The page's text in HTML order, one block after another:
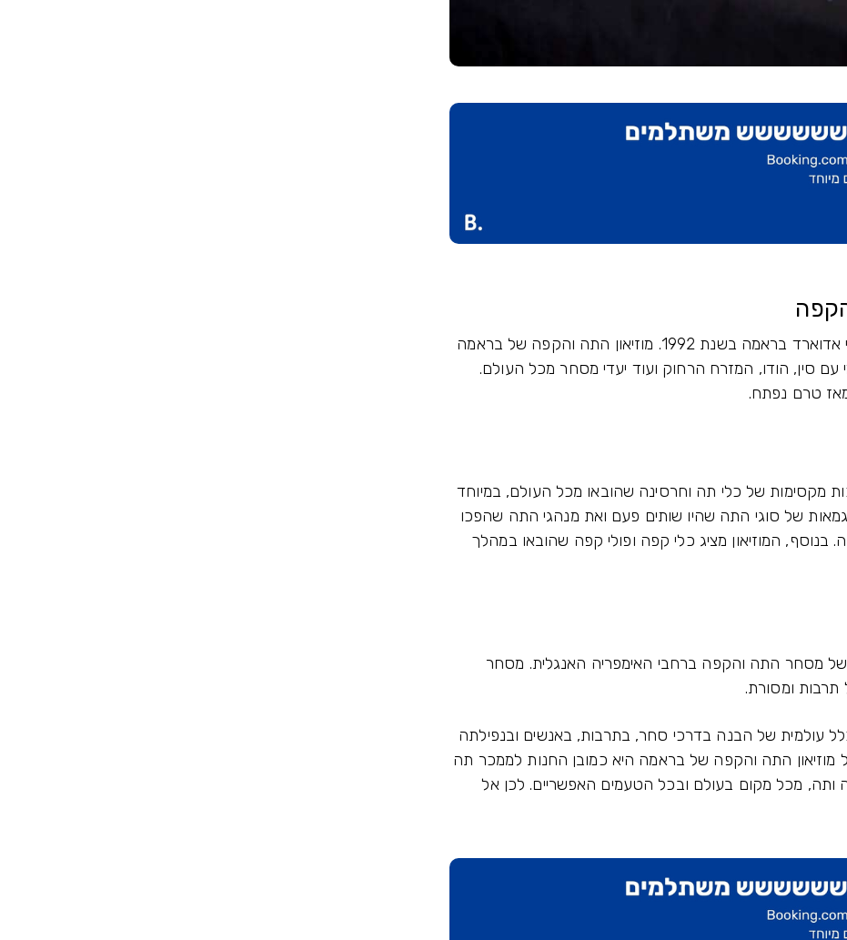
מוזיאון התה והקפה של בראמה נוסד על ידי אדוארד בראמה בשנת 1992. מוזיאון התה והקפה של בראמה
עם סין, הודו, המזרח הרחוק ועוד יעדי מסחר מכל העולם.
מקסימות של כלי תה וחרסינה שהובאו מכל העולם, במיוחד
של סוגי התה שהיו שותים פעם ואת מנהגי התה שהפכו
בנוסף, המוזיאון מציג כלי קפה ופולי קפה שהובאו במהלך
של מסחר התה והקפה ברחבי האימפריה האנגלית. מסחר
ומסורת.
עולמית של הבנה בדרכי סחר, בתרבות, באנשים ובנפילתה
התה והקפה של בראמה היא כמובן החנות לממכר תה
ותה, מכל מקום בעולם ובכל הטעמים האפשריים. לכן אל